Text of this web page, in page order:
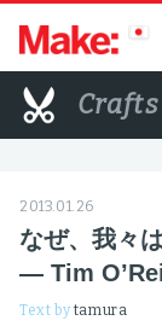
Crafts
2013.01.26
なぜ、我々
— Tim
Text bytamura